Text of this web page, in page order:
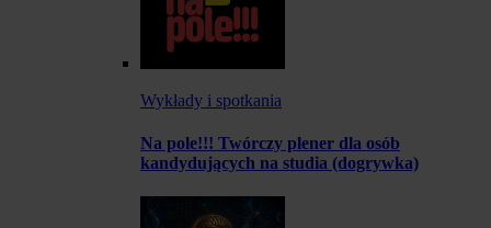
Wykłady i spotkania
Na pole!!! Twórczy plener dla osób
kandydujących na studia (dogrywka)